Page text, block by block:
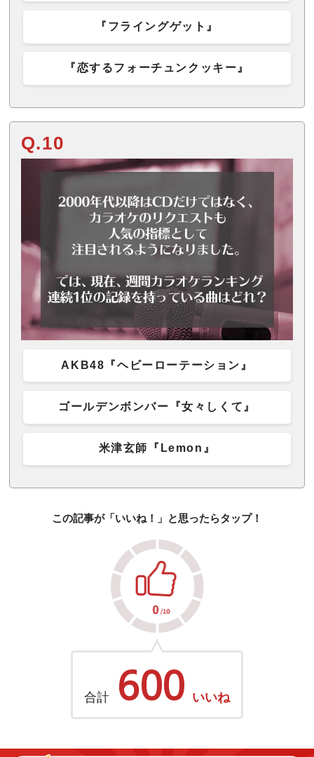
『フライングゲット』
『恋するフォーチュンクッキー』
Q.10
AKB48『ヘビーローテーション』
ゴールデンボンバー『女々しくて』
米津玄師『Lemon』
この記事が「いいね！」と思ったらタップ！
合計 600 いいね